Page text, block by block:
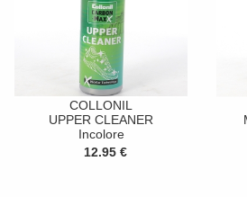
COLLONIL
UPPER CLEANER
Incolore
12.95 €